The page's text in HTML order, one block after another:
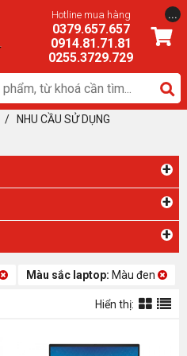
Hotline mua hàng
0379.657.657
0914.81.71.81
0255.3729.729
...
/ NHU CẦU SỬ DỤNG
+
+
+
Màu sắc laptop: Màu đen
Hiển thị: